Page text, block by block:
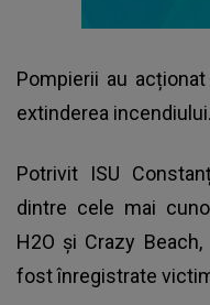
Pompierii au
extinderea incendiului.
Potrivit ISU
dintre cele mai
H2O și Crazy
fost înregistrate